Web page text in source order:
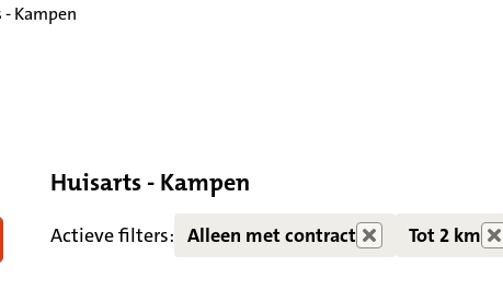
Kampen
Huisarts - Kampen
Actieve filters: Alleen met contract Tot 2 km